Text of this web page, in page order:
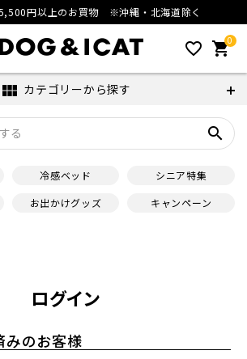
円以上のお買物 ※沖縄・北海道除く
favorite_outline 0
shopping_cart
view_module カテゴリーから探す
search
冷感ベッド
シニア特集
お出かけグッズ キャンペーン
ログイン
みのお客様